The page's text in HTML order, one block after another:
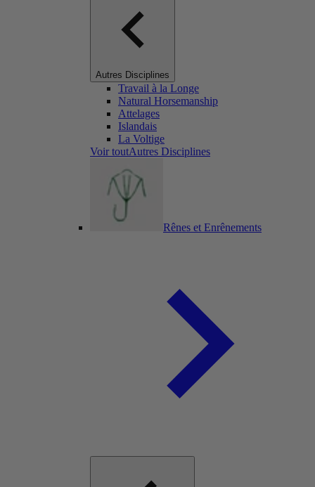
Autres Disciplines
Travail à la Longe
Natural Horsemanship
Attelages
Islandais
La Voltige
Voir toutAutres Disciplines
Rênes et Enrênements